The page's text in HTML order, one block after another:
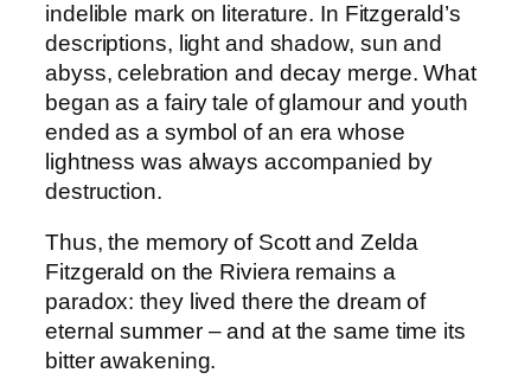
indelible mark on literature. In Fitzgerald’s
descriptions, light and shadow, sun and
abyss, celebration and decay merge. What
began as a fairy tale of glamour and youth
ended as a symbol of an era whose
lightness was always accompanied by
destruction.
Thus, the memory of Scott and Zelda
Fitzgerald on the Riviera remains a
paradox: they lived there the dream of
eternal summer – and at the same time its
bitter awakening.